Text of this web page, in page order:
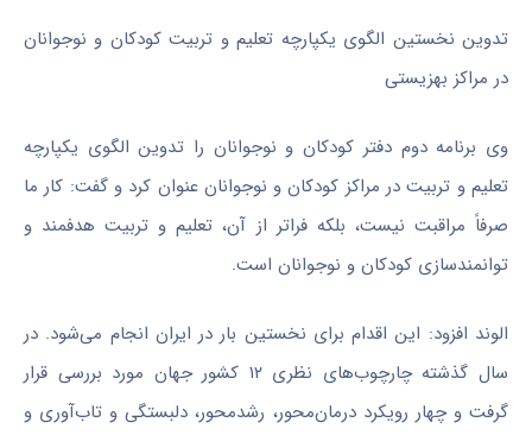
تدوین نخستین الگوی یکپارچه تعلیم و تربیت کودکان و نوجوانان
در مراکز بهزیستی
وی برنامه دوم دفتر کودکان و نوجوانان را تدوین الگوی یکپارچه
تعلیم و تربیت در مراکز کودکان و نوجوانان عنوان کرد و گفت: کار ما
صرفاً مراقبت نیست، بلکه فراتر از آن، تعلیم و تربیت هدفمند و
توانمندسازی کودکان و نوجوانان است.
الوند افزود: این اقدام برای نخستین بار در ایران انجام می‌شود. در
سال گذشته چارچوب‌های نظری ۱۲ کشور جهان مورد بررسی قرار
گرفت و چهار رویکرد درمان‌محور، رشدمحور، دلبستگی و تاب‌آوری و